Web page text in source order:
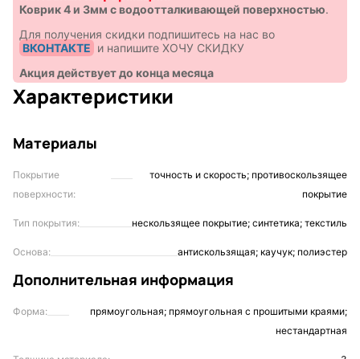
Коврик 4 и 3мм с водоотталкивающей поверхностью.
Для получения скидки подпишитесь на нас во
ВКОНТАКТЕ и напишите ХОЧУ СКИДКУ
Акция действует до конца месяца
Характеристики
Материалы
Покрытие
поверхности:
точность и скорость; противоскользящее
покрытие
Тип покрытия: нескользящее покрытие; синтетика; текстиль
Основа: антискользящая; каучук; полиэстер
Дополнительная информация
Форма:
прямоугольная; прямоугольная с прошитыми краями;
нестандартная